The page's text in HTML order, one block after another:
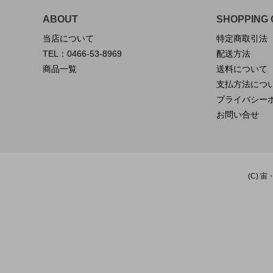
ABOUT
当店について
TEL：0466-53-8969
商品一覧
SHOPPING
特定商取引法
配送方法
送料について
支払方法につ
プライバシー
お問い合せ
(C) 宙